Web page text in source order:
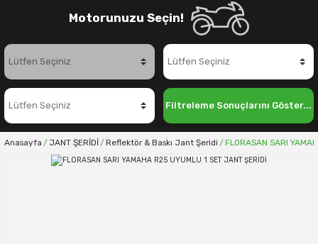
Motorunuzu Seçin!
Filtreleme Sonuçlarını Göster...
Anasayfa JANT ŞERİDİ Reflektör & Baskı Jant Şeridi FLORASAN SARI